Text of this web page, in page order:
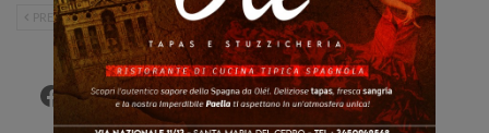
PRECEDENTE SUCCESSIVO
Facebook
Twitter